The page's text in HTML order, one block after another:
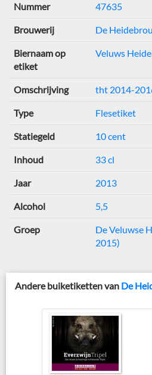
Nummer
47635
Brouwerij De
Biernaam op
etiket
Veluws
Omschrijving tht 2014-
Type Flesetiket
Statiegeld 10 cent
Inhoud 33 cl
Jaar 2013
Alcohol 5,5
Groep
De Veluwse
2015)
Andere buiketiketten van De